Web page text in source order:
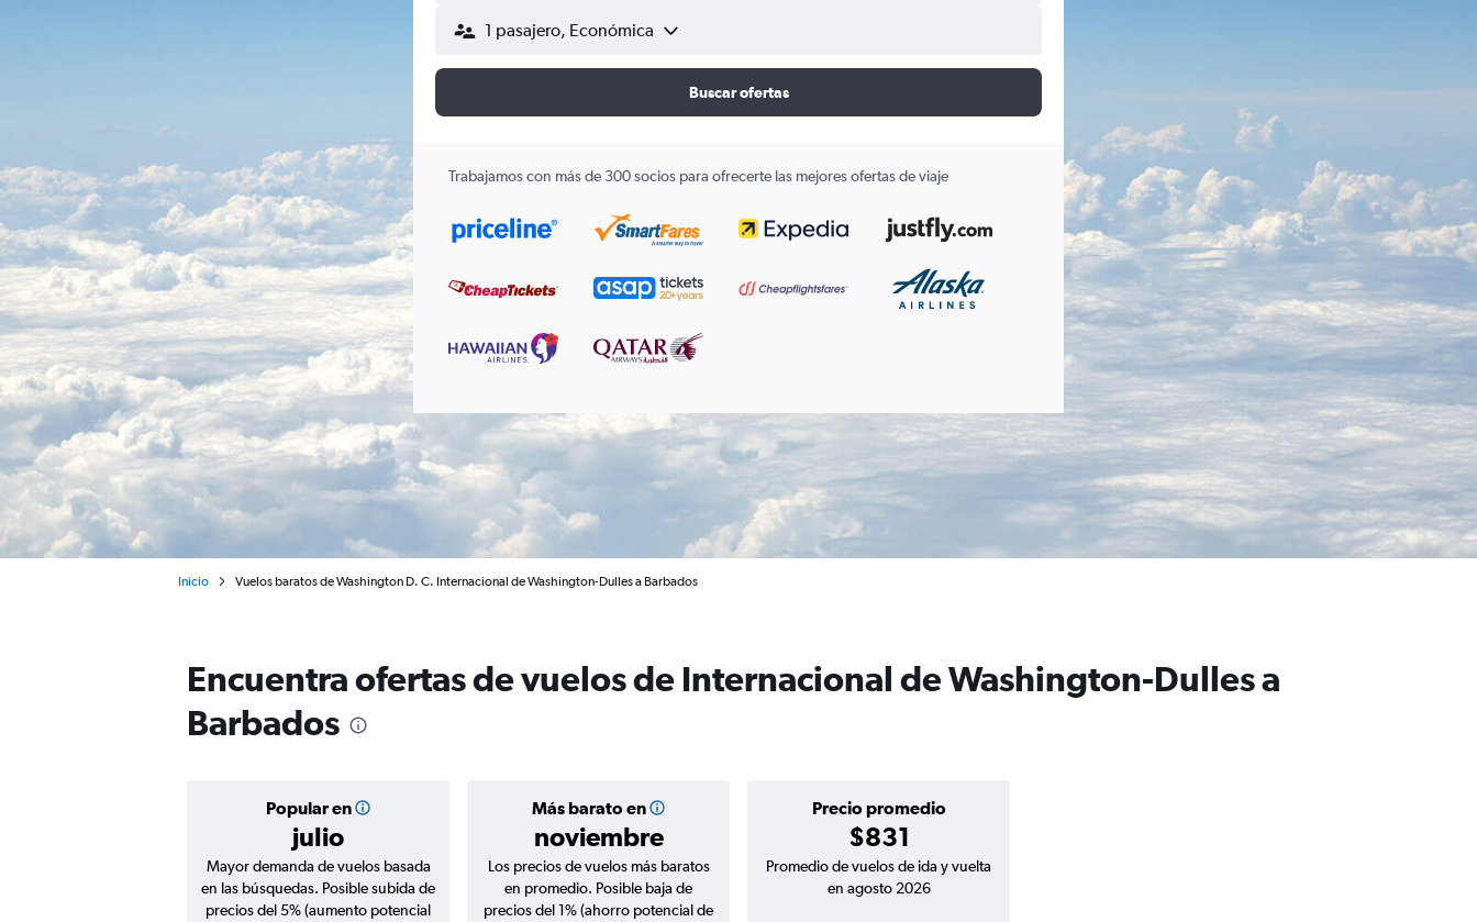
1 pasajero, Económica
Buscar ofertas
Trabajamos con más de 300 socios para ofrecerte las mejores ofertas de viaje
Inicio Vuelos baratos de Washington D. C. Internacional de Washington-Dulles a Barbados
Encuentra ofertas de vuelos de Internacional de Washington-Dulles a
Barbados
Popular en
julio
Más barato en
noviembre
Precio promedio
$831
Mayor demanda de vuelos basada
en las búsquedas. Posible subida de
precios del 5% (aumento potencial
Los precios de vuelos más baratos
en promedio. Posible baja de
precios del 1% (ahorro potencial de
Promedio de vuelos de ida y vuelta
en agosto 2026